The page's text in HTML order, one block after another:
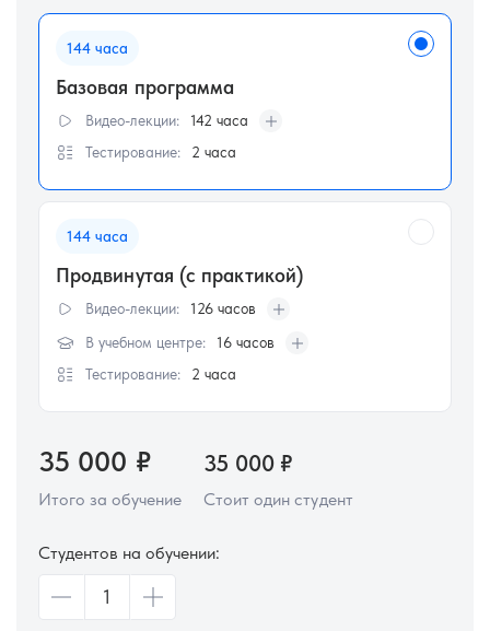
Рекомендации для пациента сложной
возражениями.
Базовая программа
144 часа
Видео-лекции:
142 часа
Тестирование:
2 часа
Продвинутая (с практикой)
144 часа
Видео-лекции:
126 часов
В учебном центре:
16 часов
Тестирование:
2 часа
35 000 ₽
Итого за обучение
35 000 ₽
Стоит один студент
Студентов на обучении: